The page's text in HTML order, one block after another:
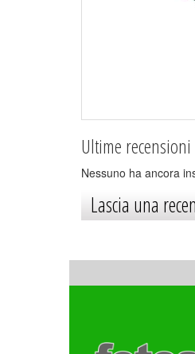
Ultime
Nessuno ha ancora
Lascia una